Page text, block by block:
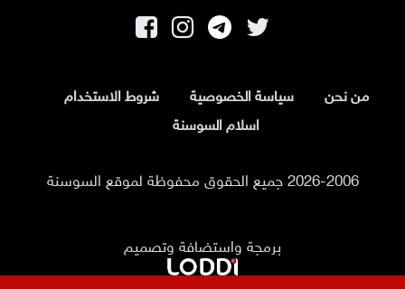
من نحن سياسة الخصوصية
شروط الاستخدام
اسلام السوسنة
2026-2006 جميع الحقوق محفوظة لموقع السوسنة
برمجة واستضافة وتصميم